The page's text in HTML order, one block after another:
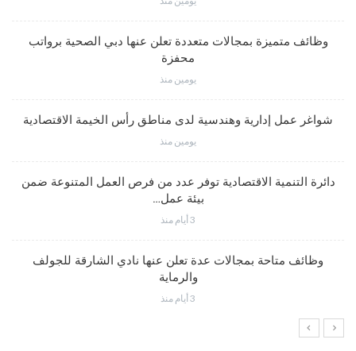
وظائف متميزة بمجالات متعددة تعلن عنها دبي الصحية برواتب
محفزة
يومين منذ
شواغر عمل إدارية وهندسية لدى مناطق رأس الخيمة الاقتصادية
يومين منذ
دائرة التنمية الاقتصادية توفر عدد من فرص العمل المتنوعة ضمن
بيئة عمل…
3 أيام منذ
وظائف متاحة بمجالات عدة تعلن عنها نادي الشارقة للجولف
والرماية
3 أيام منذ